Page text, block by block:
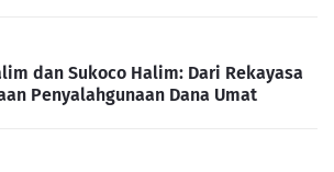
dan Sukoco Halim: Dari Rekayasa
Penyalahgunaan Dana Umat